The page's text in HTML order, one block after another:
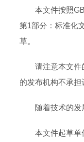
本文件按照
第1部分：标准化
草。
请注意本文件
的发布机构不承担
随着技术的发
本文件起草单